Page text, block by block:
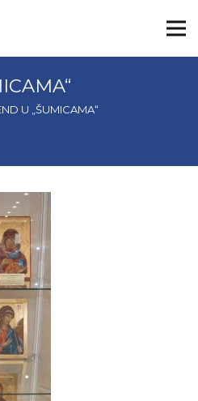
U „ŠUMICAMA“